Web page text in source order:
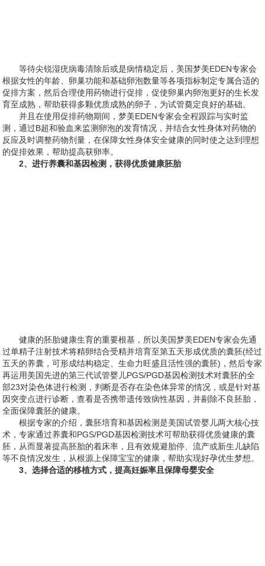
等待尖锐湿疣病毒清除后或是病情稳定后，美国梦美EDEN专家会
根据女性的年龄、卵巢功能和基础卵泡数量等各项指标制定专属合适的
促排方案，然后合理使用药物进行促排，促使卵巢内卵泡更好的生长发
育至成熟，帮助获得多颗优质成熟的卵子，为试管奠定良好的基础。
并且在使用促排药物期间，梦美EDEN专家会全程跟踪与实时监
测，通过B超和验血来监测卵泡的发育情况，并结合女性身体对药物的
反应及时调整药物剂量，在保障女性身体安全健康的同时使之达到理想
的促排效果，帮助提高获卵率。
2、进行养囊和基因检测，获得优质健康胚胎
健康的胚胎健康生育的重要根基，所以美国梦美EDEN专家会先通
过单精子注射技术将精卵结合受精并培育至第五天形成优质的囊胚(经过
五天的养囊，可形成结构稳定、生命力旺盛且活性强的囊胚)，然后专家
再运用美国先进的第三代试管婴儿PGS/PGD基因检测技术对囊胚的全
部23对染色体进行检测，判断是否存在染色体异常的情况，或是针对基
因突变点进行诊断，查看是否携带遗传致病性基因，并剔除不良胚胎，
全面保障囊胚的健康。
根据专家的介绍，囊胚培育和基因检测是美国试管婴儿两大核心技
术，专家通过养囊和PGS/PGD基因检测技术可帮助获得优质健康的囊
胚，从而显著提高胚胎的着床率，且有效规避胎停、流产或新生儿缺陷
等不良情况发生，从根源上保障宝宝的健康，帮助实现好孕优生梦想。
3、选择合适的移植方式，提高妊娠率且保障母婴安全